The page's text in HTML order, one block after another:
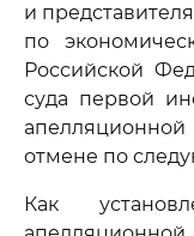
и
по
Российской
суда первой
отмене по
Как